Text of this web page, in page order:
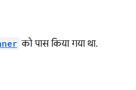
को पास किया गया था.